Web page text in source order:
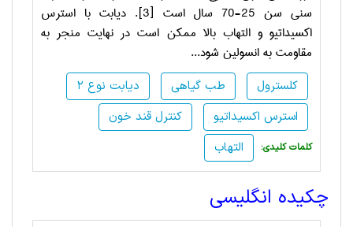
سنی سن 25-70 سال است [3]. دیابت با استرس
اکسیداتیو و التهاب بالا ممکن است در نهایت منجر به
مقاومت به انسولین شود...
دیابت نوع 2 طب گیاهی
کلسترول
کنترل قند خون
استرس اکسیداتیو
التهاب
:کلمات کلیدی
چکیده انگلیسی